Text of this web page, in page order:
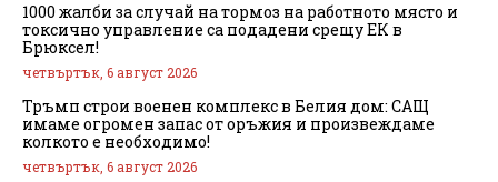
1000 жалби за случай на тормоз на работното място и
токсично управление са подадени срещу ЕК в
Брюксел!
четвъртък, 6 август 2026
Тръмп строи военен комплекс в Белия дом: САЩ
имаме огромен запас от оръжия и произвеждаме
колкото е необходимо!
четвъртък, 6 август 2026